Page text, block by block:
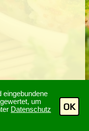
eingebundene
um
Datenschutz
OK